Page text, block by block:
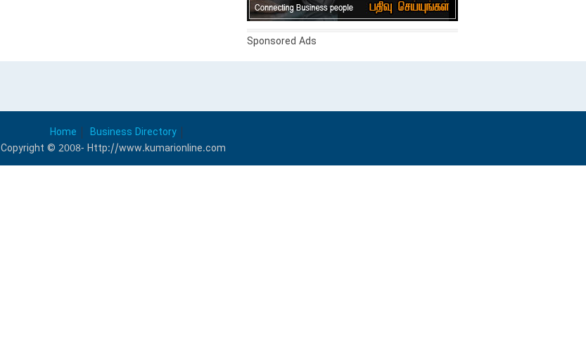
Sponsored Ads
Home
Business Directory
Copyright © 2008- Http://www.kumarionline.com